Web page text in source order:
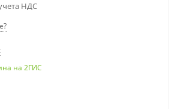
НДС
на 2ГИС